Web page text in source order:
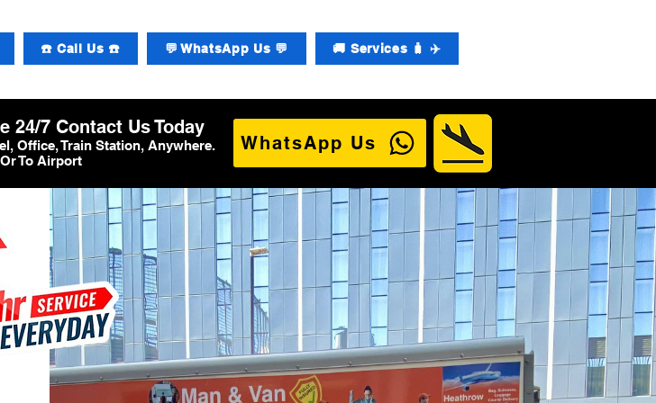
☎️ Call Us ☎️ 💬 WhatsApp Us 💬 🚚 Services 🧳 ✈️
24/7 Contact Us Today
Office, Train Station, Anywhere.
Or To Airport
WhatsApp Us